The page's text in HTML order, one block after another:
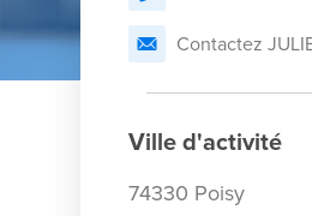
Contactez
Ville d'activité
74330 Poisy